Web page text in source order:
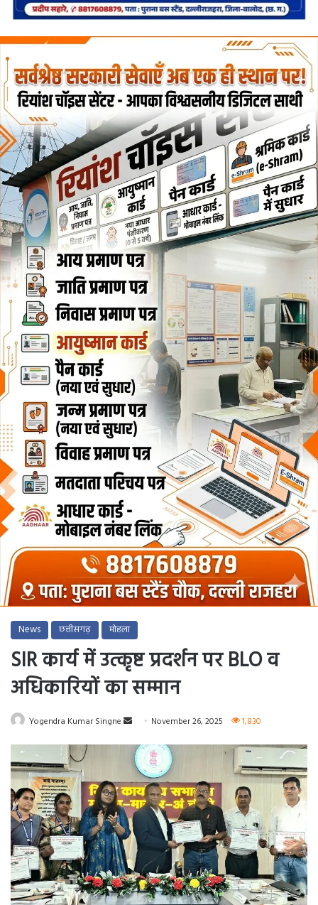
News छत्तीसगढ़ मोहला
SIR कार्य में उत्कृष्ट प्रदर्शन पर BLO व
अधिकारियों का सम्मान
Yogendra Kumar Singne
Send
email
November 26, 2025 1,830